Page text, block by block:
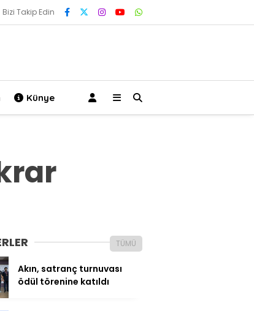
Bizi Takip Edin
Künye
TÜMÜ
Akın, satranç turnuvası
ödül törenine katıldı